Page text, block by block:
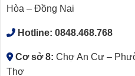
Hòa – Đồng Nai
Hotline: 0848.468.768
Cơ sở 8: Chợ An Cư –
Thơ